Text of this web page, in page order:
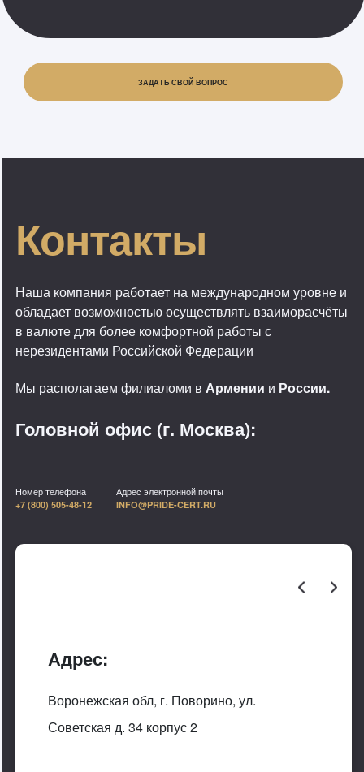
ЗАДАТЬ СВОЙ ВОПРОС
Контакты
Наша компания работает на международном уровне и
обладает возможностью осуществлять взаиморасчёты
в валюте для более комфортной работы с
нерезидентами Российской Федерации
Мы располагаем филиаломи в Армении и России.
Головной офис (г. Москва):
Номер телефона
+7 (800) 505-48-12
Адрес электронной почты
INFO@PRIDE-CERT.RU
Адрес:
Воронежская обл, г. Поворино, ул.
Советская д. 34 корпус 2